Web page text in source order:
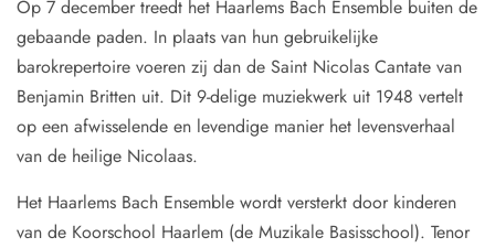
Op 7 december treedt het Haarlems Bach Ensemble buiten de
gebaande paden. In plaats van hun gebruikelijke
barokrepertoire voeren zij dan de Saint Nicolas Cantate van
Benjamin Britten uit. Dit 9-delige muziekwerk uit 1948 vertelt
op een afwisselende en levendige manier het levensverhaal
van de heilige Nicolaas.
Het Haarlems Bach Ensemble wordt versterkt door kinderen
van de Koorschool Haarlem (de Muzikale Basisschool). Tenor